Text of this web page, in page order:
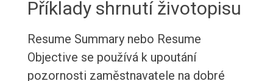
Příklady shrnutí životopisu
Resume Summary nebo Resume
Objective se používá k upoutání
pozornosti zaměstnavatele na dobré